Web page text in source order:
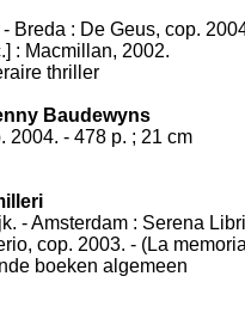
Breda : De Geus, cop.
: Macmillan, 2002.
thriller
Baudewyns
2004. - 478 p. ; 21 cm
- Amsterdam : Serena
cop. 2003. - (La
boeken algemeen